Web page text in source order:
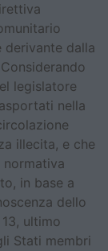
derivante dalla
legislatore
nella
illecita, e che
in base a
dello
ultimo
Stati membri